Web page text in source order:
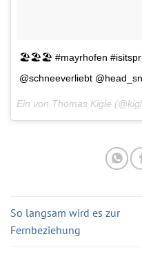
🏖🏖🏖 #mayrhofen
@schneeverliebt
Ein von Thomas Kigle
So langsam wird es zur
Fernbeziehung